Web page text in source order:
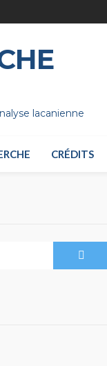
lacanienne
CRÉDITS